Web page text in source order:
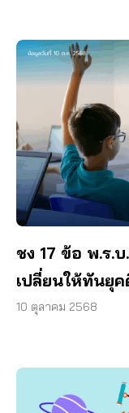
ชง 17 ข้อ พ.ร.
เปลี่ยนให้ทันยุ
10 ตุลาคม 2568